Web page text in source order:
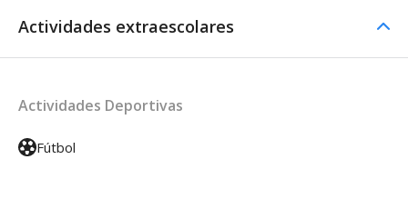
Actividades extraescolares
Actividades Deportivas
Fútbol